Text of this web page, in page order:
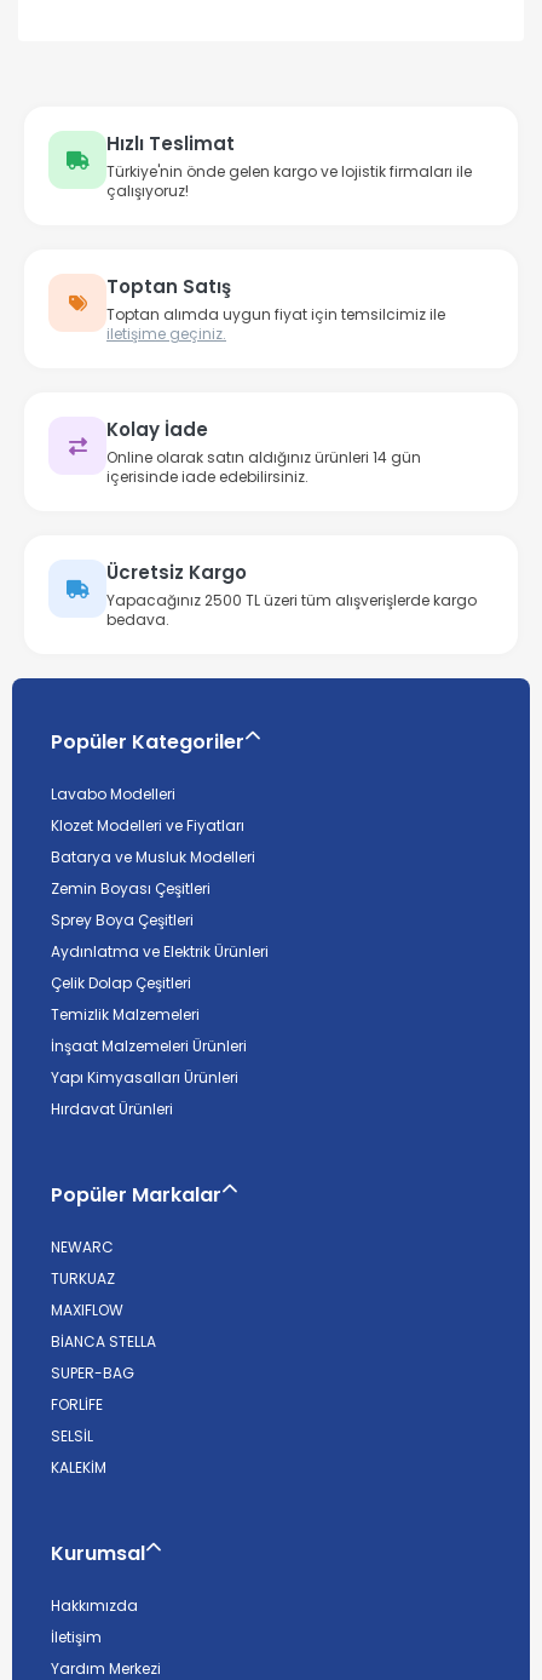
Hızlı Teslimat
Türkiye'nin önde gelen kargo ve lojistik firmaları ile
çalışıyoruz!
Toptan Satış
Toptan alımda uygun fiyat için temsilcimiz ile
iletişime geçiniz.
Kolay İade
Online olarak satın aldığınız ürünleri 14 gün
içerisinde iade edebilirsiniz.
Ücretsiz Kargo
Yapacağınız 2500 TL üzeri tüm alışverişlerde kargo
bedava.
Popüler Kategoriler
Lavabo Modelleri
Klozet Modelleri ve Fiyatları
Batarya ve Musluk Modelleri
Zemin Boyası Çeşitleri
Sprey Boya Çeşitleri
Aydınlatma ve Elektrik Ürünleri
Çelik Dolap Çeşitleri
Temizlik Malzemeleri
İnşaat Malzemeleri Ürünleri
Yapı Kimyasalları Ürünleri
Hırdavat Ürünleri
Popüler Markalar
NEWARC
TURKUAZ
MAXIFLOW
BİANCA STELLA
SUPER-BAG
FORLİFE
SELSİL
KALEKİM
Kurumsal
Hakkımızda
İletişim
Yardım Merkezi